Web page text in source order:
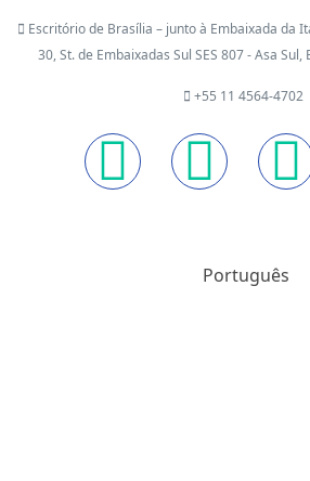
Escritório de Brasília – junto à Embaixada da
30, St. de Embaixadas Sul SES 807 - Asa
+55 11 4564-4702
Português